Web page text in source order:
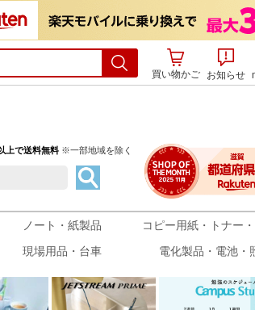
買い物かご
お知らせ
上で送料無料 ※一部地域を除く
ノート・紙製品 コピー用紙・トナー
現場用品・台車 電化製品・電池・